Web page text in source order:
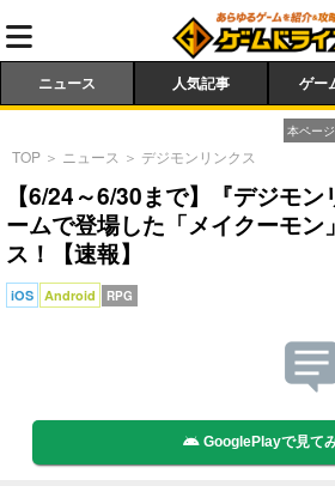
ニュース 人気記事 ゲー
本ペー
TOP ＞ ニュース ＞ デジモンリンクス
【6/24～6/30まで】『デジモ
ームで登場した「メイクーモン
ス！【速報】
iOS Android RPG
GooglePlayで見て